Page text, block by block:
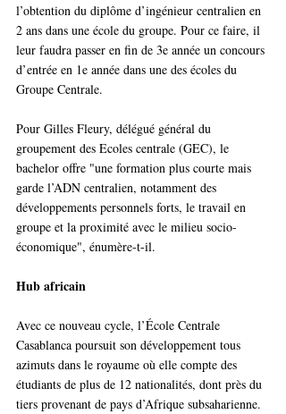
l’obtention du diplôme d’ingénieur centralien en
2 ans dans une école du groupe. Pour ce faire, il
leur faudra passer en fin de 3e année un concours
d’entrée en 1e année dans une des écoles du
Groupe Centrale.
Pour Gilles Fleury, délégué général du
groupement des Ecoles centrale (GEC), le
bachelor offre "une formation plus courte mais
garde l’ADN centralien, notamment des
développements personnels forts, le travail en
groupe et la proximité avec le milieu socio-
économique", énumère-t-il.
Hub africain
Avec ce nouveau cycle, l’École Centrale
Casablanca poursuit son développement tous
azimuts dans le royaume où elle compte des
étudiants de plus de 12 nationalités, dont près du
tiers provenant de pays d’Afrique subsaharienne.